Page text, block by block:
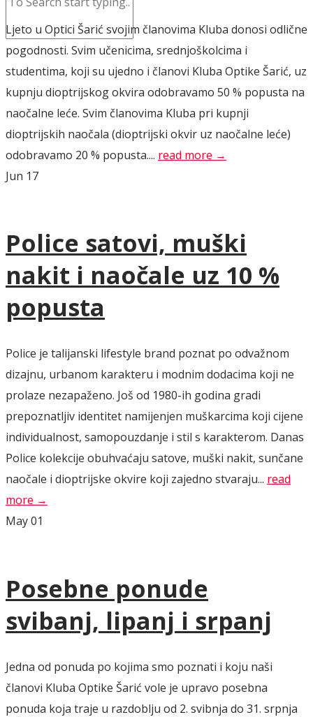
Ljeto u Optici Šarić svojim članovima Kluba donosi odlične
pogodnosti. Svim učenicima, srednjoškolcima i
studentima, koji su ujedno i članovi Kluba Optike Šarić, uz
kupnju dioptrijskog okvira odobravamo 50 % popusta na
naočalne leće. Svim članovima Kluba pri kupnji
dioptrijskih naočala (dioptrijski okvir uz naočalne leće)
odobravamo 20 % popusta.... read more →
Jun 17
Police satovi, muški
nakit i naočale uz 10 %
popusta
Police je talijanski lifestyle brand poznat po odvažnom
dizajnu, urbanom karakteru i modnim dodacima koji ne
prolaze nezapaženo. Još od 1980-ih godina gradi
prepoznatljiv identitet namijenjen muškarcima koji cijene
individualnost, samopouzdanje i stil s karakterom. Danas
Police kolekcije obuhvaćaju satove, muški nakit, sunčane
naočale i dioptrijske okvire koji zajedno stvaraju... read
more →
May01
Posebne ponude
svibanj, lipanj i srpanj
Jedna od ponuda po kojima smo poznati i koju naši
članovi Kluba Optike Šarić vole je upravo posebna
ponuda koja traje u razdoblju od 2. svibnja do 31. srpnja